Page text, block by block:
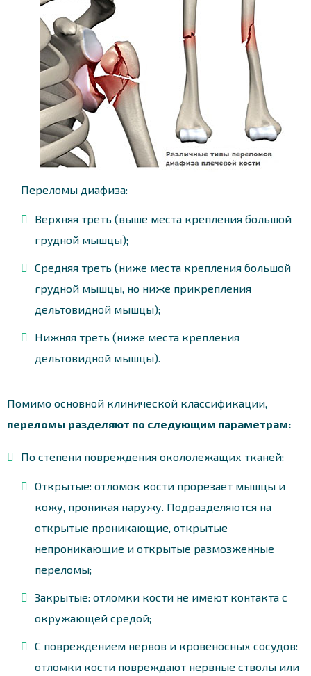
Переломы диафиза:
Верхняя треть (выше места крепления большой
грудной мышцы);
Средняя треть (ниже места крепления большой
грудной мышцы, но ниже прикрепления
дельтовидной мышцы);
Нижняя треть (ниже места крепления
дельтовидной мышцы).
Помимо основной клинической классификации,
переломы разделяют по следующим параметрам:
По степени повреждения окололежащих тканей:
Открытые: отломок кости прорезает мышцы и
кожу, проникая наружу. Подразделяются на
открытые проникающие, открытые
непроникающие и открытые размозженные
переломы;
Закрытые: отломки кости не имеют контакта с
окружающей средой;
С повреждением нервов и кровеносных сосудов:
отломки кости повреждают нервные стволы или